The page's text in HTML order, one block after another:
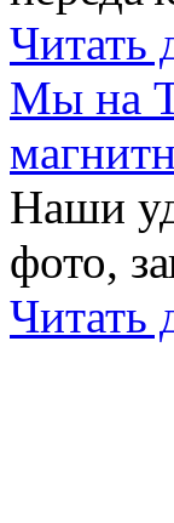
Читать
Мы на
Наши
фото,
Читать